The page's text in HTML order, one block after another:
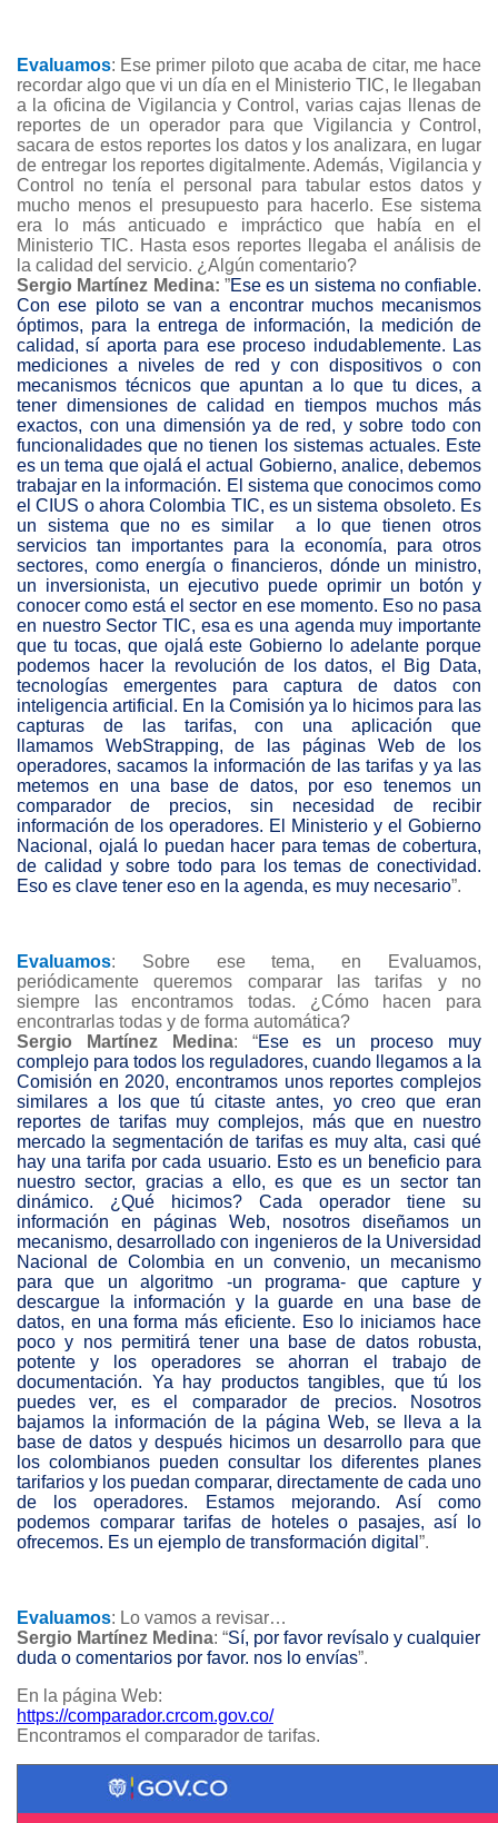
Evaluamos: Ese primer piloto que acaba de citar, me hace
recordar algo que vi un día en el Ministerio TIC, le llegaban
a la oficina de Vigilancia y Control, varias cajas llenas de
reportes de un operador para que Vigilancia y Control,
sacara de estos reportes los datos y los analizara, en lugar
de entregar los reportes digitalmente. Además, Vigilancia y
Control no tenía el personal para tabular estos datos y
mucho menos el presupuesto para hacerlo. Ese sistema
era lo más anticuado e impráctico que había en el
Ministerio TIC. Hasta esos reportes llegaba el análisis de
la calidad del servicio. ¿Algún comentario?
Sergio Martínez Medina: ”Ese es un sistema no confiable.
Con ese piloto se van a encontrar muchos mecanismos
óptimos, para la entrega de información, la medición de
calidad, sí aporta para ese proceso indudablemente. Las
mediciones a niveles de red y con dispositivos o con
mecanismos técnicos que apuntan a lo que tu dices, a
tener dimensiones de calidad en tiempos muchos más
exactos, con una dimensión ya de red, y sobre todo con
funcionalidades que no tienen los sistemas actuales. Este
es un tema que ojalá el actual Gobierno, analice, debemos
trabajar en la información. El sistema que conocimos como
el CIUS o ahora Colombia TIC, es un sistema obsoleto. Es
un sistema que no es similar a lo que tienen otros
servicios tan importantes para la economía, para otros
sectores, como energía o financieros, dónde un ministro,
un inversionista, un ejecutivo puede oprimir un botón y
conocer como está el sector en ese momento. Eso no pasa
en nuestro Sector TIC, esa es una agenda muy importante
que tu tocas, que ojalá este Gobierno lo adelante porque
podemos hacer la revolución de los datos, el Big Data,
tecnologías emergentes para captura de datos con
inteligencia artificial. En la Comisión ya lo hicimos para las
capturas de las tarifas, con una aplicación que
llamamos WebStrapping, de las páginas Web de los
operadores, sacamos la información de las tarifas y ya las
metemos en una base de datos, por eso tenemos un
comparador de precios, sin necesidad de recibir
información de los operadores. El Ministerio y el Gobierno
Nacional, ojalá lo puedan hacer para temas de cobertura,
de calidad y sobre todo para los temas de conectividad.
Eso es clave tener eso en la agenda, es muy necesario”.
Evaluamos: Sobre ese tema, en Evaluamos,
periódicamente queremos comparar las tarifas y no
siempre las encontramos todas. ¿Cómo hacen para
encontrarlas todas y de forma automática?
Sergio Martínez Medina: “Ese es un proceso muy
complejo para todos los reguladores, cuando llegamos a la
Comisión en 2020, encontramos unos reportes complejos
similares a los que tú citaste antes, yo creo que eran
reportes de tarifas muy complejos, más que en nuestro
mercado la segmentación de tarifas es muy alta, casi qué
hay una tarifa por cada usuario. Esto es un beneficio para
nuestro sector, gracias a ello, es que es un sector tan
dinámico. ¿Qué hicimos? Cada operador tiene su
información en páginas Web, nosotros diseñamos un
mecanismo, desarrollado con ingenieros de la Universidad
Nacional de Colombia en un convenio, un mecanismo
para que un algoritmo -un programa- que capture y
descargue la información y la guarde en una base de
datos, en una forma más eficiente. Eso lo iniciamos hace
poco y nos permitirá tener una base de datos robusta,
potente y los operadores se ahorran el trabajo de
documentación. Ya hay productos tangibles, que tú los
puedes ver, es el comparador de precios. Nosotros
bajamos la información de la página Web, se lleva a la
base de datos y después hicimos un desarrollo para que
los colombianos pueden consultar los diferentes planes
tarifarios y los puedan comparar, directamente de cada uno
de los operadores. Estamos mejorando. Así como
podemos comparar tarifas de hoteles o pasajes, así lo
ofrecemos. Es un ejemplo de transformación digital ”.
Evaluamos: Lo vamos a revisar…
Sergio Martínez Medina: “Sí, por favor revísalo y cualquier
duda o comentarios por favor. nos lo envías”.
En la página Web:
https://comparador.crcom.gov.co/
Encontramos el comparador de tarifas.